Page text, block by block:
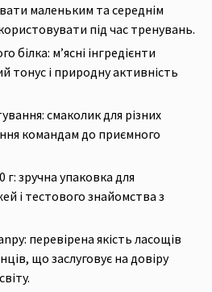
маленьким та середнім
під час тренувань.
білка: м’ясні інгредієнти
тонус і природну активність
смаколик для різних
командам до приємного
г: зручна упаковка для
і тестового знайомства з
перевірена якість ласощів
що заслуговує на довіру